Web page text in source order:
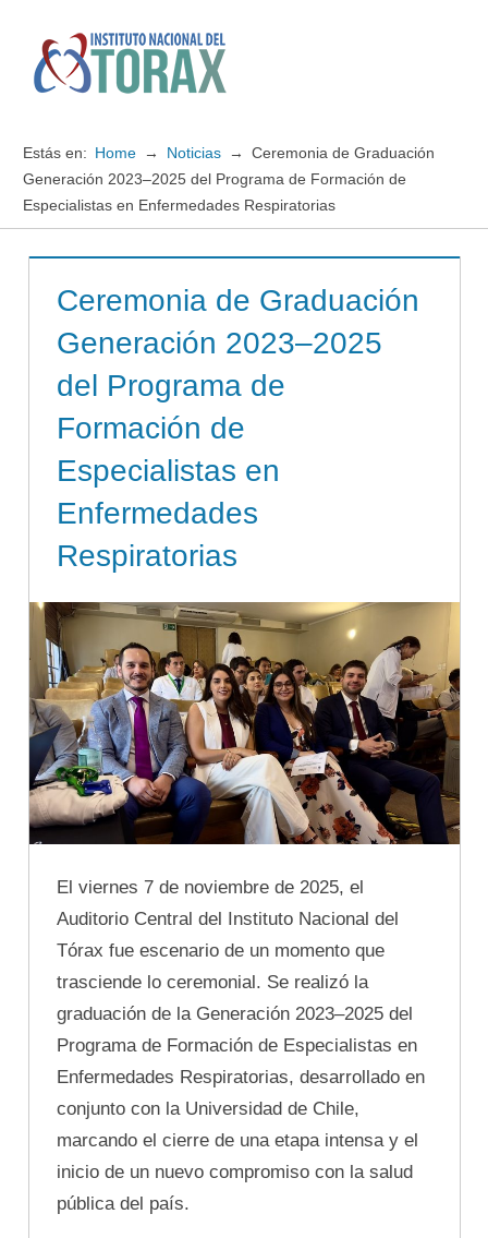
contenido
Instituto
del
TORAX
Estás en: Home Noticias
Ceremonia de Graduación
Generación 2023–2025 del Programa de Formación de
Especialistas en Enfermedades Respiratorias
Ceremonia de Graduación
Generación 2023–2025
del Programa de
Formación de
Especialistas en
Enfermedades
Respiratorias
El viernes 7 de noviembre de 2025, el
Auditorio Central del Instituto Nacional del
Tórax fue escenario de un momento que
trasciende lo ceremonial. Se realizó la
graduación de la Generación 2023–2025 del
Programa de Formación de Especialistas en
Enfermedades Respiratorias, desarrollado en
conjunto con la Universidad de Chile,
marcando el cierre de una etapa intensa y el
inicio de un nuevo compromiso con la salud
pública del país.